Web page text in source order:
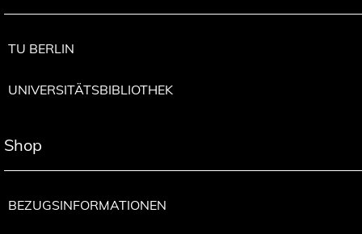
TU BERLIN
UNIVERSITÄTSBIBLIOTHEK
Shop
BEZUGSINFORMATIONEN